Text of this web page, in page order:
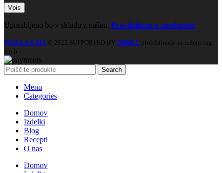
Uporabljeno bo v skladu z našim Pravilnikom o zasebnosti
VIVA LA GAIA© 2023 SUPPORTED BY ARHEL projektiranje in inženiring
d.o.o.
Search
Menu
Categories
Domov
Izdelki
Blog
Recepti
O nas
Domov